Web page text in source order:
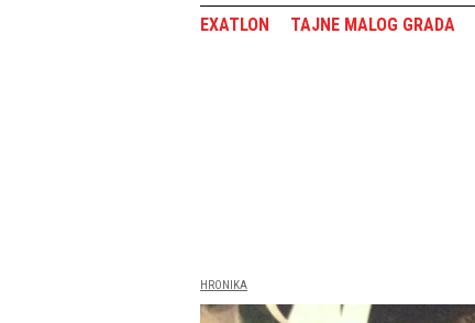
EXATLON TAJNE MALOG GRADA
HRONIKA